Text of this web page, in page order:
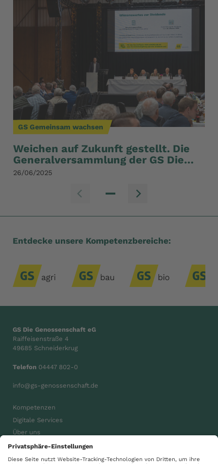
GS Gemeinsam wachsen
Weichen auf Zukunft gestellt. Die
Generalversammlung der GS Die
Genossenschaft eG für 2024
26/06/2025
Zum Zum
Entdecke unsere Kompetenzbereiche:
GS Die Genossenschaft eG
Raiffeisenstraße 4
49685 Schneiderkrug
Telefon 04447 802-0
info@gs-genossenschaft.de
Kompetenzen
Digitale Services
Über uns
Karriere
Aktuelles